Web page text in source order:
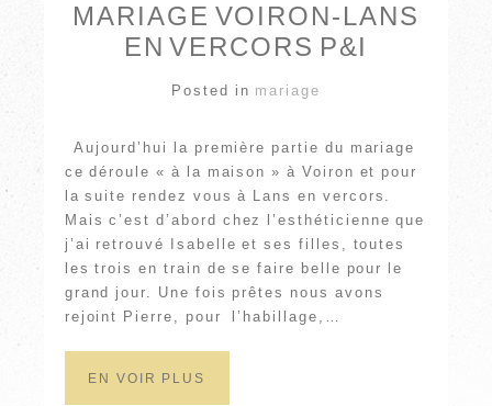
MARIAGE VOIRON-LANS
EN VERCORS P&I
Posted in mariage
Aujourd’hui la première partie du mariage
ce déroule « à la maison » à Voiron et pour
la suite rendez vous à Lans en vercors.
Mais c’est d’abord chez l’esthéticienne que
j’ai retrouvé Isabelle et ses filles, toutes
les trois en train de se faire belle pour le
grand jour. Une fois prêtes nous avons
rejoint Pierre, pour l’habillage,…
EN VOIR PLUS